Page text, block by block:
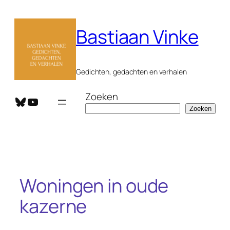
naar
inhoud
Bastiaan Vinke
Gedichten, gedachten en verhalen
Bluesky
YouTube Zoeken
Zoeken
Woningen in oude
kazerne